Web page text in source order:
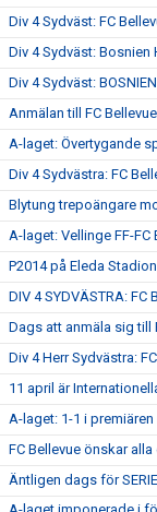
Div 4 Sydväst: FC
Div 4 Sydväst: Bosnien
Div 4 Sydväst:
Anmälan till FC
A-laget: Övertygande
Div 4 Sydvästra: FC
Blytung trepoängare
A-laget: Vellinge FF-FC
P2014 på Eleda
DIV 4 SYDVÄSTRA: FC
Dags att anmäla sig till
Div 4 Herr Sydvästra:
11 april är
A-laget: 1-1 i
FC Bellevue önskar
Äntligen dags för
A-laget imponerade i